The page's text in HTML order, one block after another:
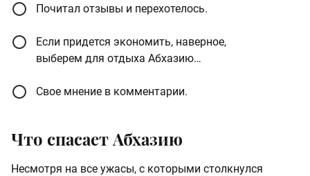
Почитал отзывы и перехотелось.
Если придется экономить, наверное,
выберем для отдыха Абхазию…
Свое мнение в комментарии.
Что спасает Абхазию
Несмотря на все ужасы, с которыми столкнулся